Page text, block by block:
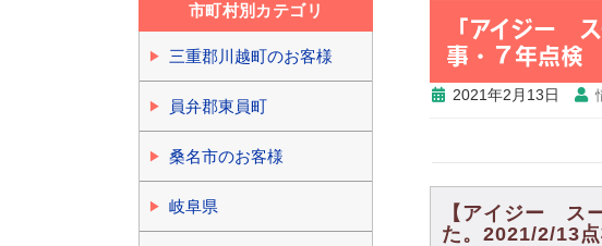
「アイジー
事・７年点検
2021年2月13日
【アイジー ス
た。2021/2/13
市町村別カテゴリ
三重郡川越町のお客様
員弁郡東員町
桑名市のお客様
岐阜県